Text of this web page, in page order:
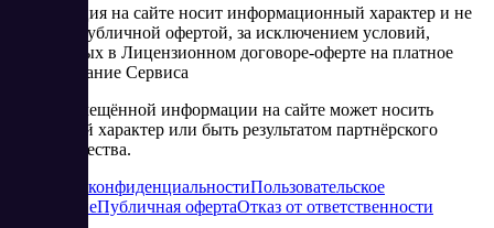
Информация на сайте носит информационный характер и не
является публичной офертой, за исключением условий,
изложенных в Лицензионном договоре-оферте на платное
использование Сервиса
Часть размещённой информации на сайте может носить
рекламный характер или быть результатом партнёрского
сотрудничества.
Политика конфиденциальностиПользовательское
соглашениеПубличная офертаОтказ от ответственности